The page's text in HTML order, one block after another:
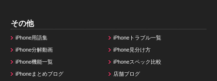
その他
iPhone用語集 iPhoneトラブル一覧
iPhone分解動画 iPhone見分け方
iPhone機能一覧 iPhoneスペック比較
iPhoneまとめブログ 店舗ブログ